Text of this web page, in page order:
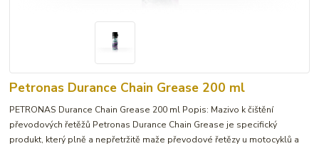
Petronas Durance Chain Grease 200 ml
PETRONAS Durance Chain Grease 200 ml Popis: Mazivo k čištění
převodových řetěžů Petronas Durance Chain Grease je specifický
produkt, který plně a nepřetržitě maže převodové řetězy u motocyklů a